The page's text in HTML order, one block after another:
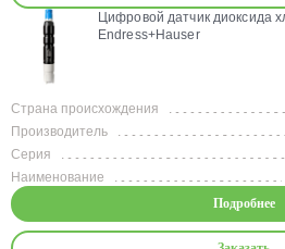
Цифровой датчик диоксида
Endress+Hauser
Страна происхождения
Производитель
Серия
Наименование
Подробнее